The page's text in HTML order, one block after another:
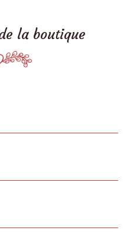
la boutique